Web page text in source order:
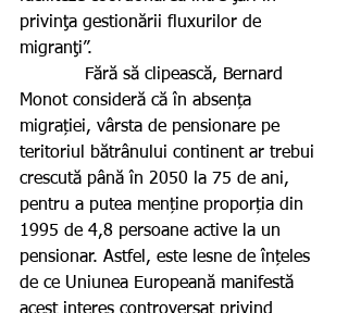
privinţa gestionării fluxurilor de
migranţi”.
Monot consideră că în absența
migrației, vârsta de pensionare pe
teritoriul bătrânului continent ar trebui
crescută până în 2050 la 75 de ani,
pentru a putea menține proporția din
1995 de 4,8 persoane active la un
pensionar. Astfel, este lesne de înțeles
de ce Uniunea Europeană manifestă
acest interes controversat privind